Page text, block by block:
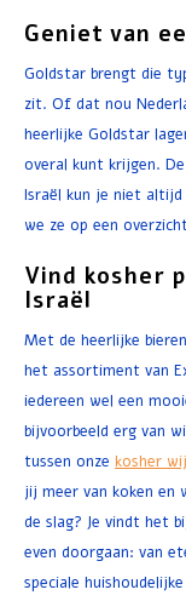
Geniet van
Goldstar brengt die
zit. Of dat nou
heerlijke Goldstar
overal kunt krijgen.
Israël kun je niet altijd
we ze op een
Vind kosher
Israël
Met de heerlijke
het assortiment van
iedereen wel een
bijvoorbeeld erg van
tussen onze kosher
jij meer van koken en
de slag? Je vindt het
even doorgaan: van
speciale